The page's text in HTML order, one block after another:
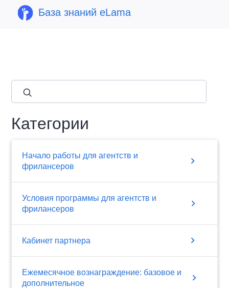
База знаний eLama
Категории
Начало работы для агентств и
фрилансеров
chevron_right
Условия программы для агентств и
фрилансеров
chevron_right
Кабинет партнера chevron_right
Ежемесячное вознаграждение: базовое и
дополнительное
chevron_right